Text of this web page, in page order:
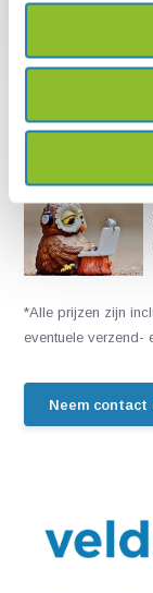
Bomen beter
€ 27,90
*Alle prijzen zijn
eventuele verzend-
Neem contact